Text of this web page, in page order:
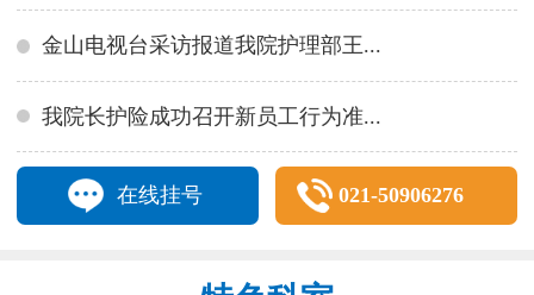
金山电视台采访报道我院护理部王...
我院长护险成功召开新员工行为准...
在线挂号 021-50906276